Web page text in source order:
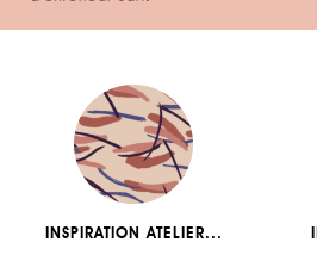
INSPIRATION ATELIER...